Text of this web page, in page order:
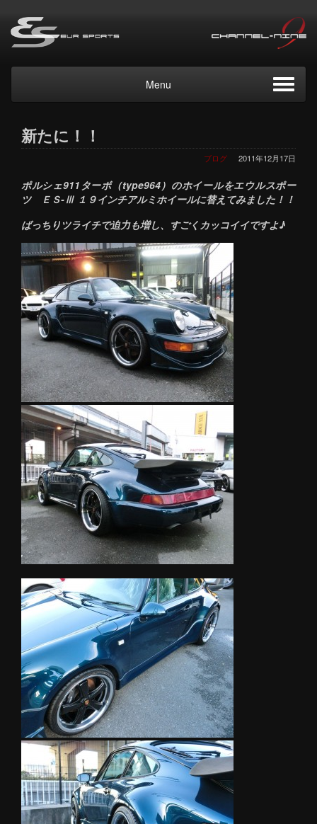
Menu
新たに！！
2011年12月17日
ブログ
ポルシェ911ターボ（type964）のホイールをエウルスポー
ツ ＥＳ-Ⅲ １９インチアルミホイールに替えてみました！！
ばっちりツライチで迫力も増し、すごくカッコイイですよ♪